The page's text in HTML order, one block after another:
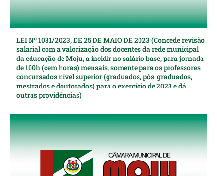
LEI Nº 1031/2023, DE 25 DE MAIO DE 2023 (Concede revisão
salarial com a valorização dos docentes da rede municipal
da educação de Moju, a incidir no salário base, para jornada
de 100h (cem horas) mensais, somente para os professores
concursados nível superior (graduados, pós. graduados,
mestrados e doutorados) para o exercício de 2023 e dá
outras providências)